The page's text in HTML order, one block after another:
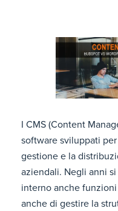
I CMS (Content
software sviluppati
gestione e la
aziendali. Negli anni
interno anche
anche di gestire la